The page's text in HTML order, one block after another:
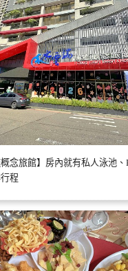
念旅館】房內就有私人泳池、
程